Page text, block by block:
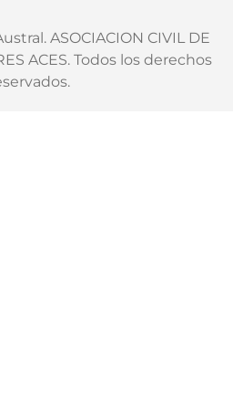
ASOCIACION CIVIL DE
ACES. Todos los derechos